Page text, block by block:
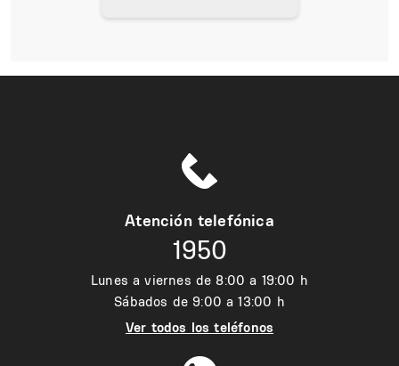
Atención telefónica
1950
Lunes a viernes de 8:00 a 19:00 h
Sábados de 9:00 a 13:00 h
Ver todos los teléfonos